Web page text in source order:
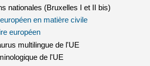
externe)
nationales (Bruxelles I et II bis)
en matière civile(le lien est externe)
européen(le lien est externe)
est externe)
multilingue de l'UE
de l'UE